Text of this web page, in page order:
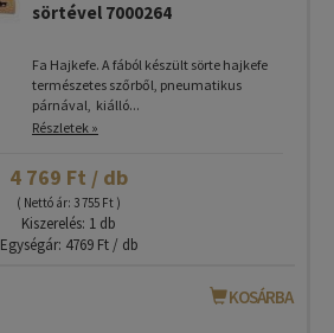
sörtével 7000264
Fa Hajkefe. A fából készült sörte hajkefe
természetes szőrből, pneumatikus
párnával, kiálló...
Részletek »
4 769 Ft / db
( Nettó ár: 3 755 Ft )
Kiszerelés: 1 db
Egységár: 4769 Ft / db
KOSÁRBA